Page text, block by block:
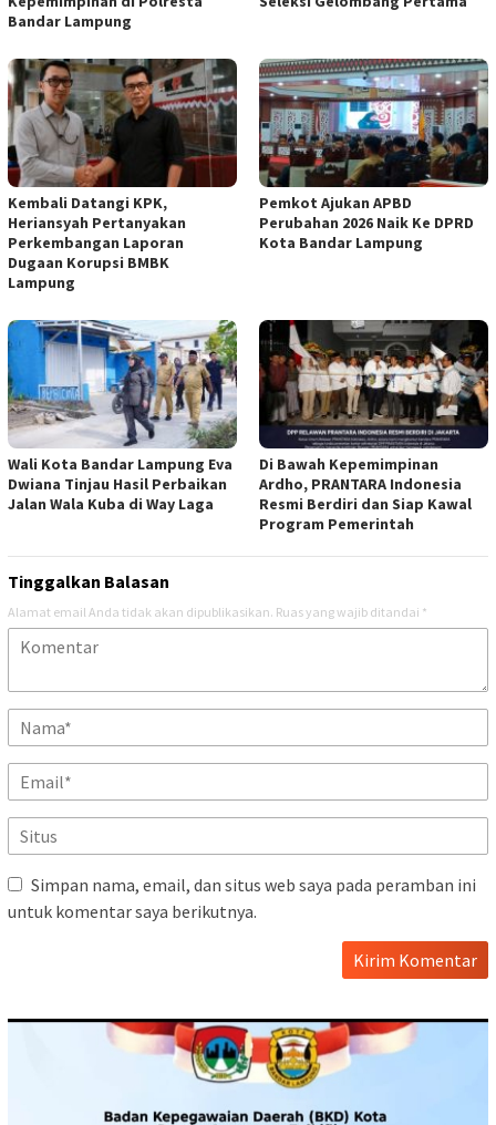
Bandar Lampung
Kembali Datangi KPK,
Heriansyah Pertanyakan
Perkembangan Laporan
Dugaan Korupsi BMBK
Lampung
Pemkot Ajukan APBD
Perubahan 2026 Naik Ke DPRD
Kota Bandar Lampung
Wali Kota Bandar Lampung Eva
Dwiana Tinjau Hasil Perbaikan
Jalan Wala Kuba di Way Laga
Di Bawah Kepemimpinan
Ardho, PRANTARA Indonesia
Resmi Berdiri dan Siap Kawal
Program Pemerintah
Tinggalkan Balasan
Alamat email Anda tidak akan dipublikasikan. Ruas yang wajib ditandai *
Simpan nama, email, dan situs web saya pada peramban ini
untuk komentar saya berikutnya.